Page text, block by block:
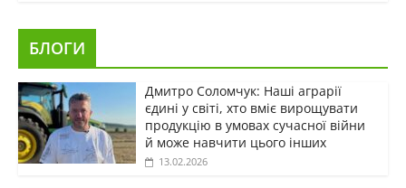
БЛОГИ
Дмитро Соломчук: Наші аграрії
єдині у світі, хто вміє вирощувати
продукцію в умовах сучасної війни
й може навчити цього інших
13.02.2026